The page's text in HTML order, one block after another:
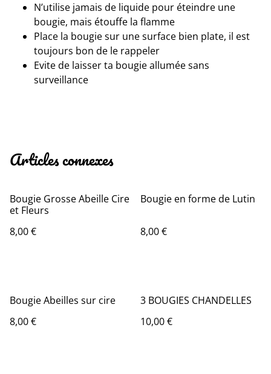
N’utilise jamais de liquide pour éteindre une
bougie, mais étouffe la flamme
Place la bougie sur une surface bien plate, il est
toujours bon de le rappeler
Evite de laisser ta bougie allumée sans
surveillance
Articles connexes
Bougie Grosse Abeille Cire
et Fleurs
8,00 €
Bougie en forme de Lutin
8,00 €
Bougie Abeilles sur cire
8,00 €
3 BOUGIES CHANDELLES
10,00 €